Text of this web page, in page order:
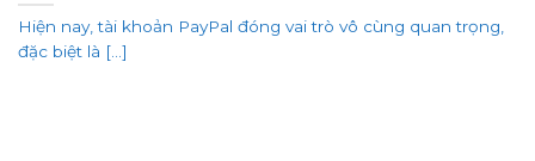
Hiện nay, tài khoản PayPal đóng vai trò vô cùng quan trọng,
đặc biệt là [...]